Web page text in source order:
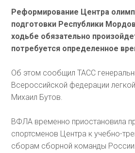
Реформирование Центра
подготовки Республики
ходьбе обязательно
потребуется определенное
Об этом сообщил ТАСС
Всероссийской федерации
Михаил Бутов.
ВФЛА временно приостановила
спортсменов Центра к учебно-
сборам сборной команды